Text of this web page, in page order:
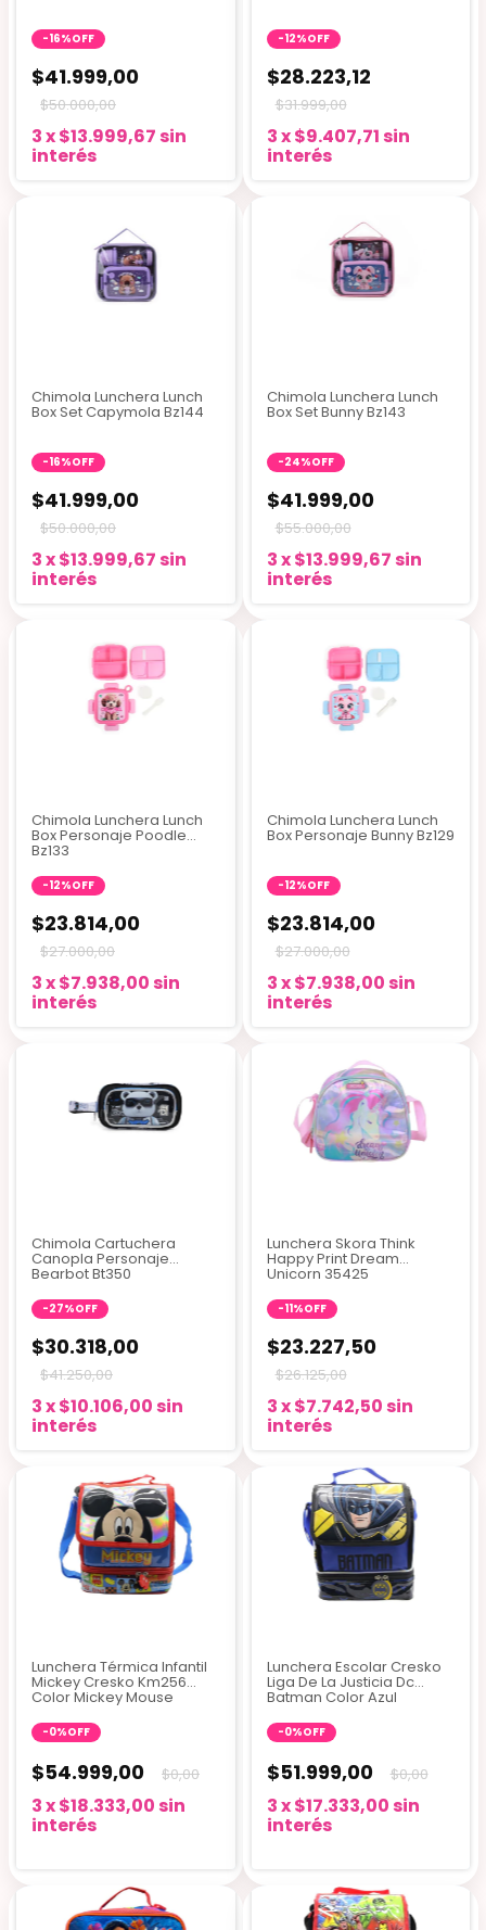
-16%OFF
$41.999,00
$50.000,00
3x$13.999,67 sin
interés
-12%OFF
$28.223,12
$31.999,00
3x$9.407,71 sin
interés
Chimola Lunchera Lunch
Box Set Capymola Bz144
-16%OFF
$41.999,00
$50.000,00
3x$13.999,67 sin
interés
Chimola Lunchera Lunch
Box Set Bunny Bz143
-24%OFF
$41.999,00
$55.000,00
3x$13.999,67 sin
interés
Chimola Lunchera Lunch
Box Personaje Poodle
Bz133
-12%OFF
$23.814,00
$27.000,00
3x$7.938,00 sin
interés
Chimola Lunchera Lunch
Box Personaje Bunny Bz129
-12%OFF
$23.814,00
$27.000,00
3x$7.938,00 sin
interés
Chimola Cartuchera
Canopla Personaje
Bearbot Bt350
-27%OFF
$30.318,00
$41.250,00
3x$10.106,00 sin
interés
Lunchera Skora Think
Happy Print Dream
Unicorn 35425
-11%OFF
$23.227,50
$26.125,00
3x$7.742,50 sin
interés
Lunchera Térmica Infantil
Mickey Cresko Km256
Color Mickey Mouse
-0%OFF
$54.999,00 $0,00
3x$18.333,00 sin
interés
Lunchera Escolar Cresko
Liga De La Justicia Dc
Batman Color Azul
-0%OFF
$51.999,00 $0,00
3x$17.333,00 sin
interés